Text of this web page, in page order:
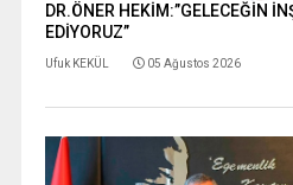
DR.ÖNER HEKİM:”GELECEĞİN
EDİYORUZ”
Ufuk KEKÜL 05 Ağustos 2026